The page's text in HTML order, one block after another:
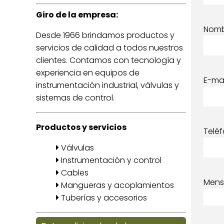
Giro de la empresa:
Desde 1966 brindamos productos y
servicios de calidad a todos nuestros
clientes. Contamos con tecnología y
experiencia en equipos de
instrumentación industrial, válvulas y
sistemas de control.
Productos y servicios
Válvulas
Instrumentación y control
Cables
Mangueras y acoplamientos
Tuberías y accesorios
E-